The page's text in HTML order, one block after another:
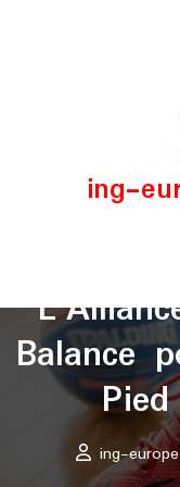
ing-
Balance
ing-